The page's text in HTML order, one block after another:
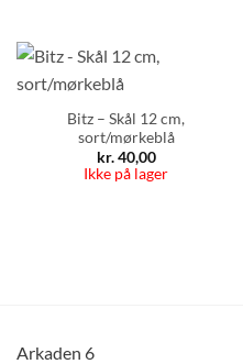
Bitz – Skål 12 cm,
sort/mørkeblå
kr.40,00
Ikke på lager
Arkaden 6